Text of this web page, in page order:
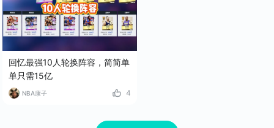
回忆最强10人轮换阵容，简简单
单只需15亿
NBA康子 4